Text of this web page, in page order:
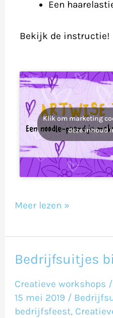
Een
Bekijk de instructie!
Klik om marketing
deze inhoud
Meer lezen »
Bedrijfsuitjes
Creatieve workshops
15 mei 2019 /
bedrijfsfeest,
Bedrijfsuitjes
Artwise